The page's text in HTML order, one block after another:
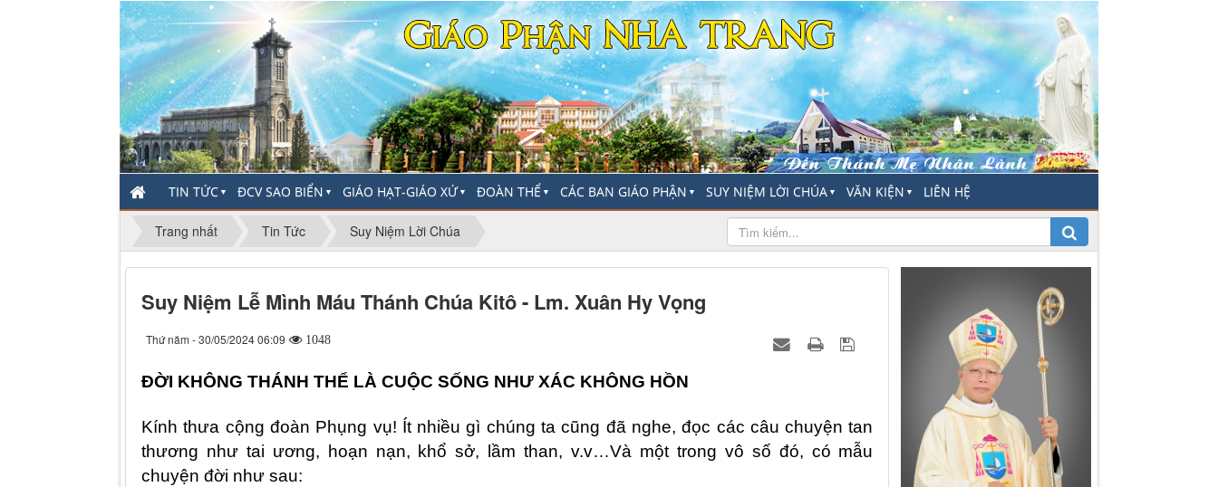
TIN TỨC ▼ ĐCV SAO BIỂN ▼ GIÁO HẠT-GIÁO XỨ▼ ĐOÀN THỂ ▼ CÁC BAN GIÁO PHẬN ▼ SUY NIỆM LỜI CHÚA ▼ VĂN KIỆN ▼ LIÊN HỆ
Trang nhất Tin Tức Suy Niệm Lời Chúa
Suy Niệm Lễ Mình Máu Thánh Chúa Kitô - Lm. Xuân Hy Vọng
Thứ năm - 30/05/2024 06:09 1048
ĐỜI KHÔNG THÁNH THỂ LÀ CUỘC SỐNG NHƯ XÁC KHÔNG HỒN
Kính thưa cộng đoàn Phụng vụ! Ít nhiều gì chúng ta cũng đã nghe, đọc các câu chuyện tan
thương như tai ương, hoạn nạn, khổ sở, lầm than, v.v…Và một trong vô số đó, có mẫu
chuyện đời như sau: